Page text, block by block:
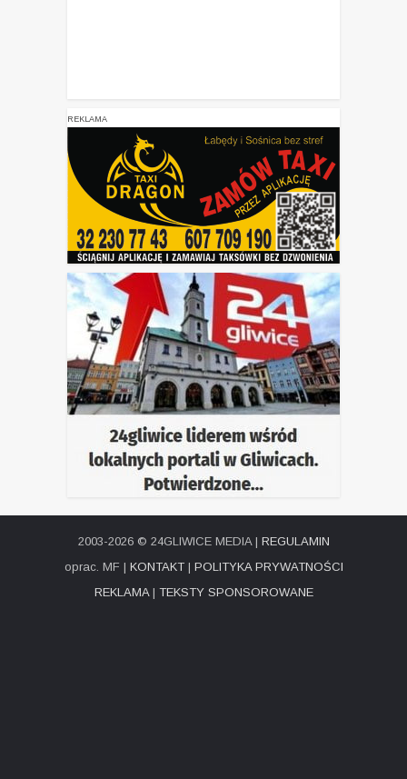
REKLAMA
2003-2026 © 24GLIWICE MEDIA | REGULAMIN
oprac. MF | KONTAKT| POLITYKA PRYWATNOŚCI
REKLAMA| TEKSTY SPONSOROWANE